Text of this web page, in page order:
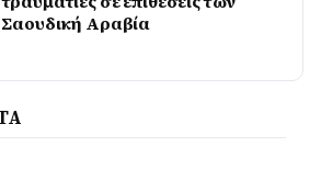
Σαουδική Αραβία